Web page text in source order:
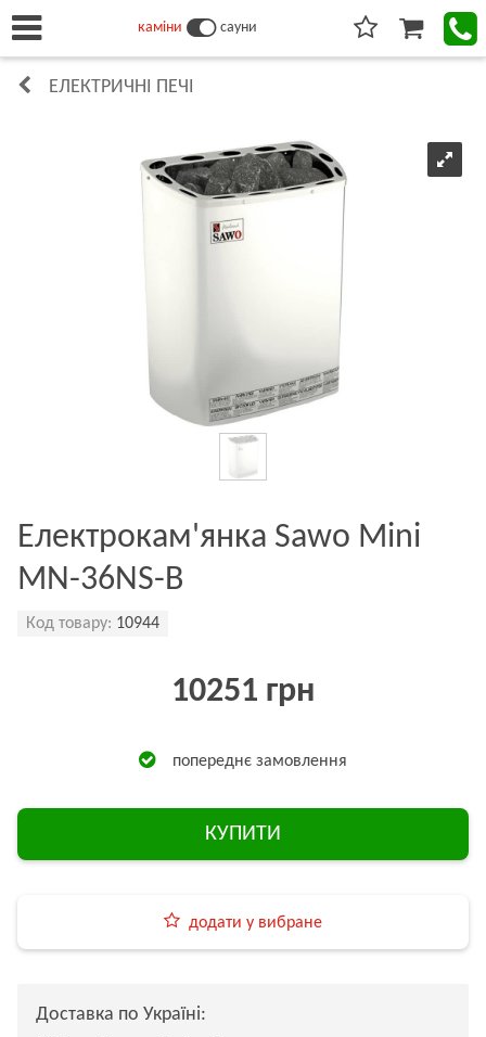
каміни сауни
ЕЛЕКТРИЧНІ ПЕЧІ
Електрокам'янка Sawo Mini
MN-36NS-B
Код товару: 10944
10251 грн
попереднє замовлення
КУПИТИ
додати у вибране
Доставка по Україні: